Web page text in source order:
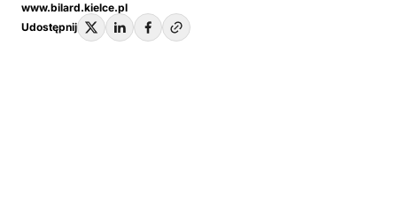
www.bilard.kielce.pl
Udostępnij